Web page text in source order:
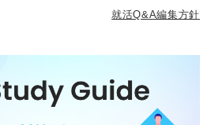
就活Q&A編集方針